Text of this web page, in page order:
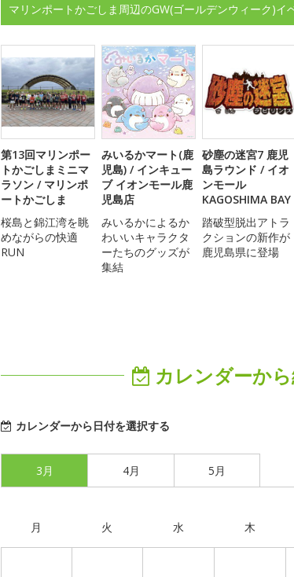
マリンポートかごしま周辺のGW(ゴールデンウィーク)イ
第13回マリンポー
トかごしまミニマ
ラソン / マリンポ
ートかごしま
桜島と錦江湾を眺
めながらの快適
RUN
みいるかマート(鹿
児島) / インキュー
ブ イオンモール鹿
児島店
みいるかによるか
わいいキャラクタ
ーたちのグッズが
集結
砂塵の迷宮7 鹿児
島ラウンド / イオ
ンモール
KAGOSHIMA BAY
踏破型脱出アトラ
クションの新作が
鹿児島県に登場
カレンダーか
カレンダーから日付を選択する
3月 4月 5月
月 火 水 木